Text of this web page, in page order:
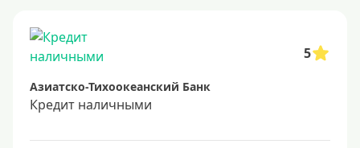
Способы выдачи
Не выходя из дома
С доставкой на дом
Наличными
5
Азиатско-Тихоокеанский Банк
Кредит наличными